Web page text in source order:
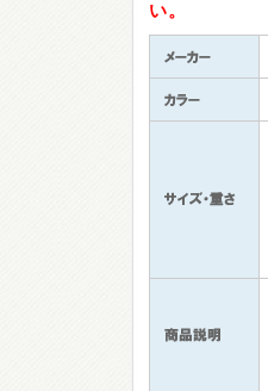
い。